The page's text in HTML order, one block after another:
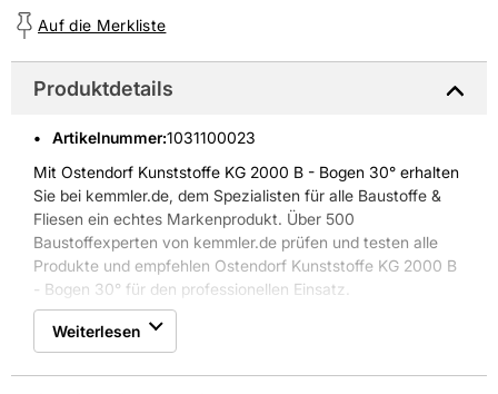
Auf die Merkliste
Produktdetails
Artikelnummer:1031100023
Mit Ostendorf Kunststoffe KG 2000 B - Bogen 30° erhalten
Sie bei kemmler.de, dem Spezialisten für alle Baustoffe &
Fliesen ein echtes Markenprodukt. Über 500
Baustoffexperten von kemmler.de prüfen und testen alle
Produkte und empfehlen Ostendorf Kunststoffe KG 2000 B
- Bogen 30° für den professionellen Einsatz.
Weiterlesen